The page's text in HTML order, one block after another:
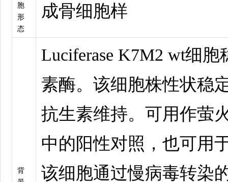
胞
形
态
成骨细胞样
背
Luciferase K7M2 wt细
素酶。该细胞株性状稳
抗生素维持。可用作萤
中的阳性对照，也可用
该细胞通过慢病毒转染